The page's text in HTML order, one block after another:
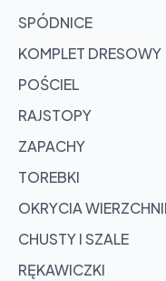
SPÓDNICE
KOMPLET DRESOWY
POŚCIEL
RAJSTOPY
ZAPACHY
TOREBKI
OKRYCIA
CHUSTY I SZALE
RĘKAWICZKI